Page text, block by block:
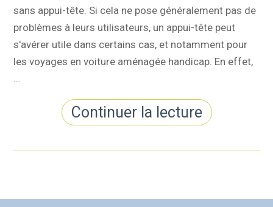
sans appui-tête. Si cela ne pose généralement pas de
problèmes à leurs utilisateurs, un appui-tête peut
s'avérer utile dans certains cas, et notamment pour
les voyages en voiture aménagée handicap. En effet,
Continuer la lecture